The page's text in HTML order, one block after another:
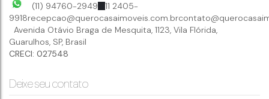
(11) 94760-2949
11 2405-
9918recepcao@querocasaimoveis.com.br
Avenida Otávio Braga de Mesquita, 1123, Vila Flórida,
Guarulhos, SP, Brasil
CRECI: 027548
Deixe seu contato